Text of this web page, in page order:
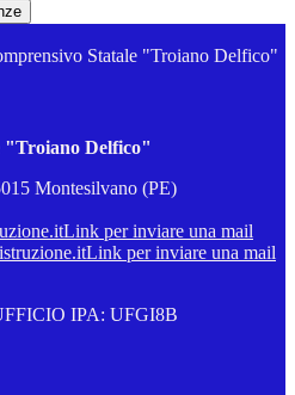
Statale "Troiano Delfico"
"Troiano Delfico"
Montesilvano (PE)
Link per inviare una mail
Link per inviare una mail
IPA: UFGI8B